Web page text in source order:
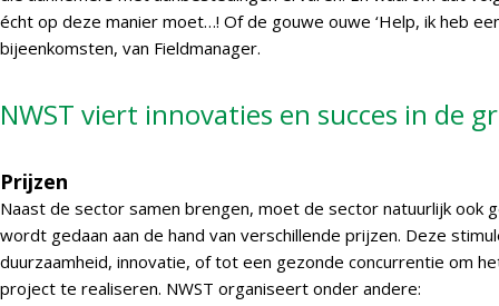
écht op deze manier moet…! Of de gouwe ouwe ‘Help, ik heb
bijeenkomsten, van Fieldmanager.
NWST viert innovaties en succes in de
Prijzen
Naast de sector samen brengen, moet de sector natuurlijk ook
wordt gedaan aan de hand van verschillende prijzen. Deze
duurzaamheid, innovatie, of tot een gezonde concurrentie om
project te realiseren. NWST organiseert onder andere: